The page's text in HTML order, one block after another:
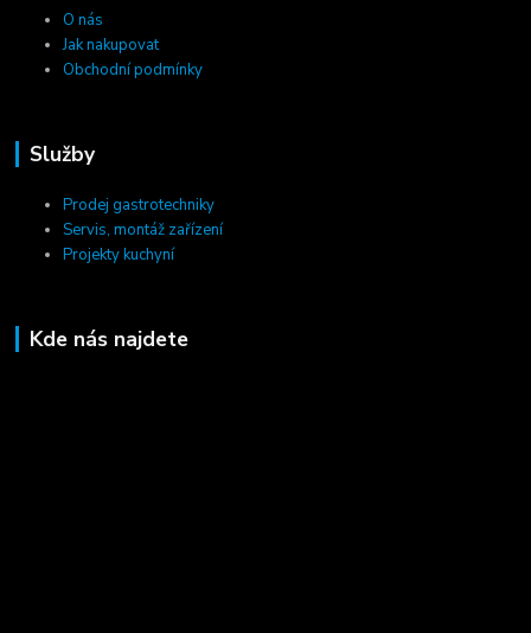
O nás
Jak nakupovat
Obchodní podmínky
Služby
Prodej gastrotechniky
Servis, montáž zařízení
Projekty kuchyní
Kde nás najdete